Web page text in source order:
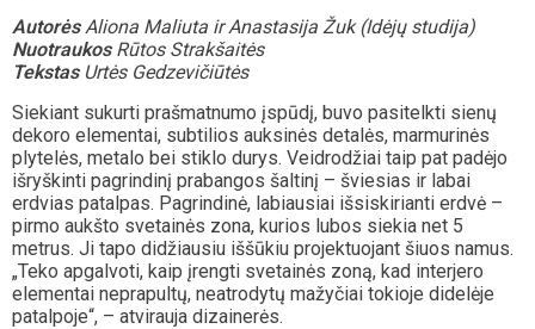
AutorėsAliona Maliuta ir Anastasija Žuk (Idėjų studija)
NuotraukosRūtos Strakšaitės
TekstasUrtės Gedzevičiūtės
Siekiant sukurti prašmatnumo įspūdį, buvo pasitelkti sienų
dekoro elementai, subtilios auksinės detalės, marmurinės
plytelės, metalo bei stiklo durys. Veidrodžiai taip pat padėjo
išryškinti pagrindinį prabangos šaltinį – šviesias ir labai
erdvias patalpas. Pagrindinė, labiausiai išsiskirianti erdvė –
pirmo aukšto svetainės zona, kurios lubos siekia net 5
metrus. Ji tapo didžiausiu iššūkiu projektuojant šiuos namus.
„Teko apgalvoti, kaip įrengti svetainės zoną, kad interjero
elementai neprapultų, neatrodytų mažyčiai tokioje didelėje
patalpoje“, – atvirauja dizainerės.